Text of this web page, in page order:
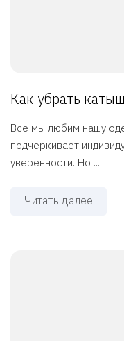
Как убрать
Все мы любим нашу
подчеркивает
уверенности. Но ...
Читать далее